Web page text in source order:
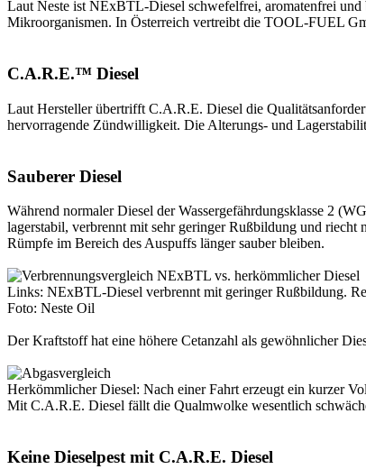
Laut Neste ist NExBTL-Diesel schwefelfrei, aromatenfrei und
Mikroorganismen. In Österreich vertreibt die TOOL-FUEL
C.A.R.E.™ Diesel
Laut Hersteller übertrifft C.A.R.E. Diesel die
hervorragende Zündwilligkeit. Die Alterungs- und
Sauberer Diesel
Während normaler Diesel der Wassergefährdungsklasse 2
lagerstabil, verbrennt mit sehr geringer Rußbildung und riecht
Rümpfe im Bereich des Auspuffs länger sauber bleiben.
Links: NExBTL-Diesel verbrennt mit geringer Rußbildung.
Foto: Neste Oil
Der Kraftstoff hat eine höhere Cetanzahl als gewöhnlicher
Herkömmlicher Diesel: Nach einer Fahrt erzeugt ein kurzer
Mit C.A.R.E. Diesel fällt die Qualmwolke wesentlich
Keine Dieselpest mit C.A.R.E. Diesel